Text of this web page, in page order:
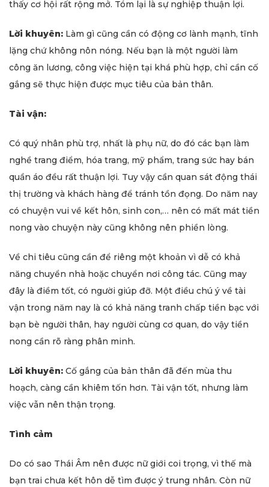
thấy cơ hội rất rộng mở. Tóm lại là sự nghiệp thuận lợi.
Lời khuyên: Làm gì cũng cần có động cơ lành mạnh, tĩnh
lặng chứ không nôn nóng. Nếu bạn là một người làm
công ăn lương, công việc hiện tại khá phù hợp, chỉ cần cố
gắng sẽ thực hiện được mục tiêu của bản thân.
Tài vận:
Có quý nhân phù trợ, nhất là phụ nữ, do đó các bạn làm
nghề trang điểm, hóa trang, mỹ phẩm, trang sức hay bán
quần áo đều rất thuận lợi. Tuy vậy cần quan sát động thái
thị trường và khách hàng để tránh tồn đọng. Do năm nay
có chuyện vui về kết hôn, sinh con,… nên có mất mát tiền
nong vào chuyện này cũng không nên phiền lòng.
Về chi tiêu cũng cần để riêng một khoản vì dễ có khả
năng chuyển nhà hoặc chuyển nơi công tác. Cũng may
đây là điềm tốt, có người giúp đỡ. Một điều chú ý về tài
vận trong năm nay là có khả năng tranh chấp tiền bạc với
bạn bè người thân, hay người cùng cơ quan, do vậy tiền
nong cần rõ ràng phân minh.
Lời khuyên: Cố gắng của bản thân đã đến mùa thu
hoạch, càng cần khiêm tốn hơn. Tài vận tốt, nhưng làm
việc vẫn nên thận trọng.
Tình cảm
Do có sao Thái Âm nên được nữ giới coi trọng, vì thế mà
bạn trai chưa kết hôn dễ tìm được ý trung nhân. Còn nữ